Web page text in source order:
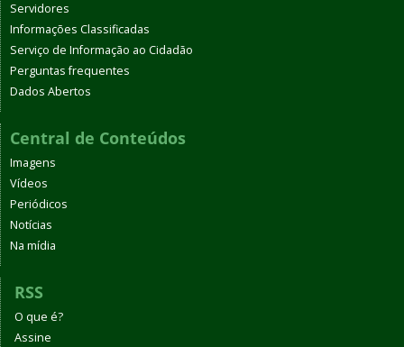
Servidores
Informações Classificadas
Serviço de Informação ao Cidadão
Perguntas frequentes
Dados Abertos
Central de Conteúdos
Imagens
Vídeos
Periódicos
Notícias
Na mídia
RSS
O que é?
Assine